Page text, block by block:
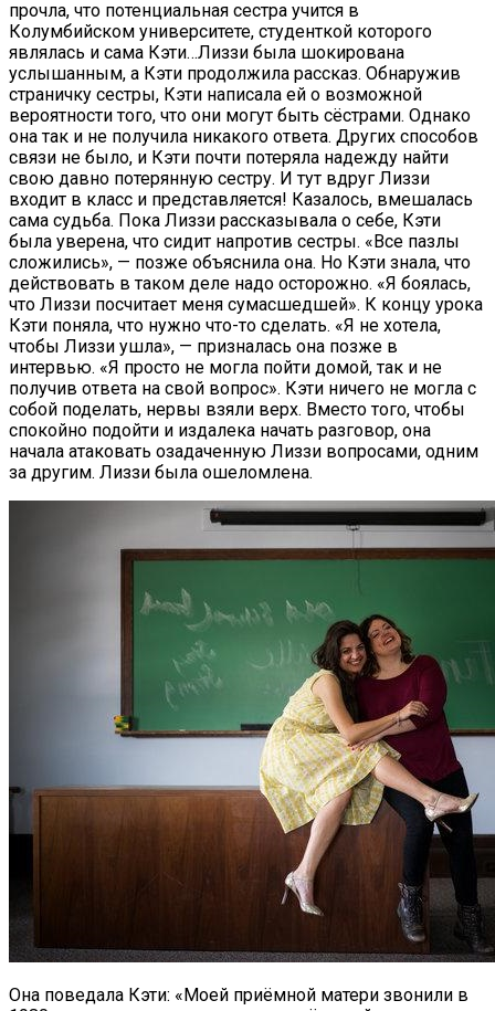
прочла, что потенциальная сестра учится в
Колумбийском университете, студенткой которого
являлась и сама Кэти…Лиззи была шокирована
услышанным, а Кэти продолжила рассказ. Обнаружив
страничку сестры, Кэти написала ей о возможной
вероятности того, что они могут быть сёстрами. Однако
она так и не получила никакого ответа. Других способов
связи не было, и Кэти почти потеряла надежду найти
свою давно потерянную сестру. И тут вдруг Лиззи
входит в класс и представляется! Казалось, вмешалась
сама судьба. Пока Лиззи рассказывала о себе, Кэти
была уверена, что сидит напротив сестры. «Все пазлы
сложились», — позже объяснила она. Но Кэти знала, что
действовать в таком деле надо осторожно. «Я боялась,
что Лиззи посчитает меня сумасшедшей». К концу урока
Кэти поняла, что нужно что-то сделать. «Я не хотела,
чтобы Лиззи ушла», — призналась она позже в
интервью. «Я просто не могла пойти домой, так и не
получив ответа на свой вопрос». Кэти ничего не могла с
собой поделать, нервы взяли верх. Вместо того, чтобы
спокойно подойти и издалека начать разговор, она
начала атаковать озадаченную Лиззи вопросами, одним
за другим. Лиззи была ошеломлена.
Она поведала Кэти: «Моей приёмной матери звонили в